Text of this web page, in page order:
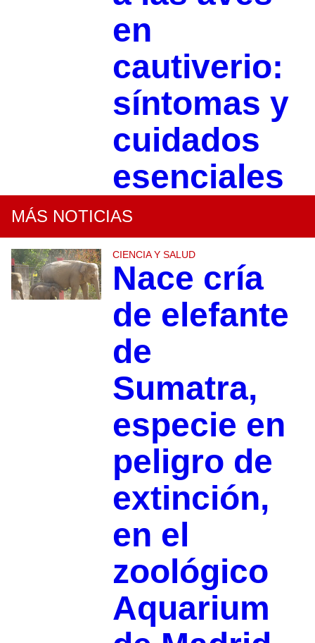
en
cautiverio:
síntomas y
cuidados
esenciales
MÁS NOTICIAS
CIENCIA Y SALUD
Nace cría
de elefante
de
Sumatra,
especie en
peligro de
extinción,
en el
zoológico
Aquarium